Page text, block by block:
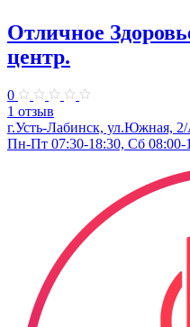
Отличное
центр.
0
1 отзыв
г.Усть-Лабинск, ул.Южная,
Пн-Пт 07:30-18:30, Сб 08:00-